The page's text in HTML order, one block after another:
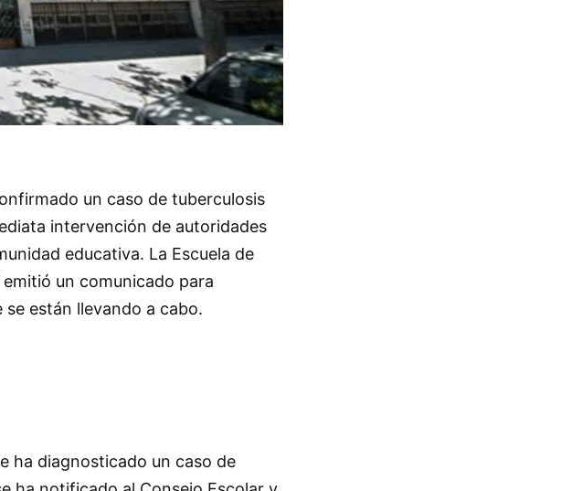
un caso de tuberculosis
intervención de autoridades
educativa. La Escuela de
emitió un comunicado para
están llevando a cabo.
ha diagnosticado un caso de